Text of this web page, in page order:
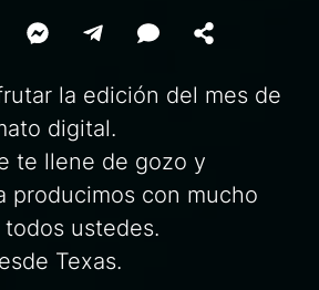
la edición del mes de
digital.
te llene de gozo y
producimos con mucho
ustedes.
Texas.